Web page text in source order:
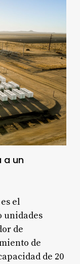
a un
el
unidades
de
de
de 20